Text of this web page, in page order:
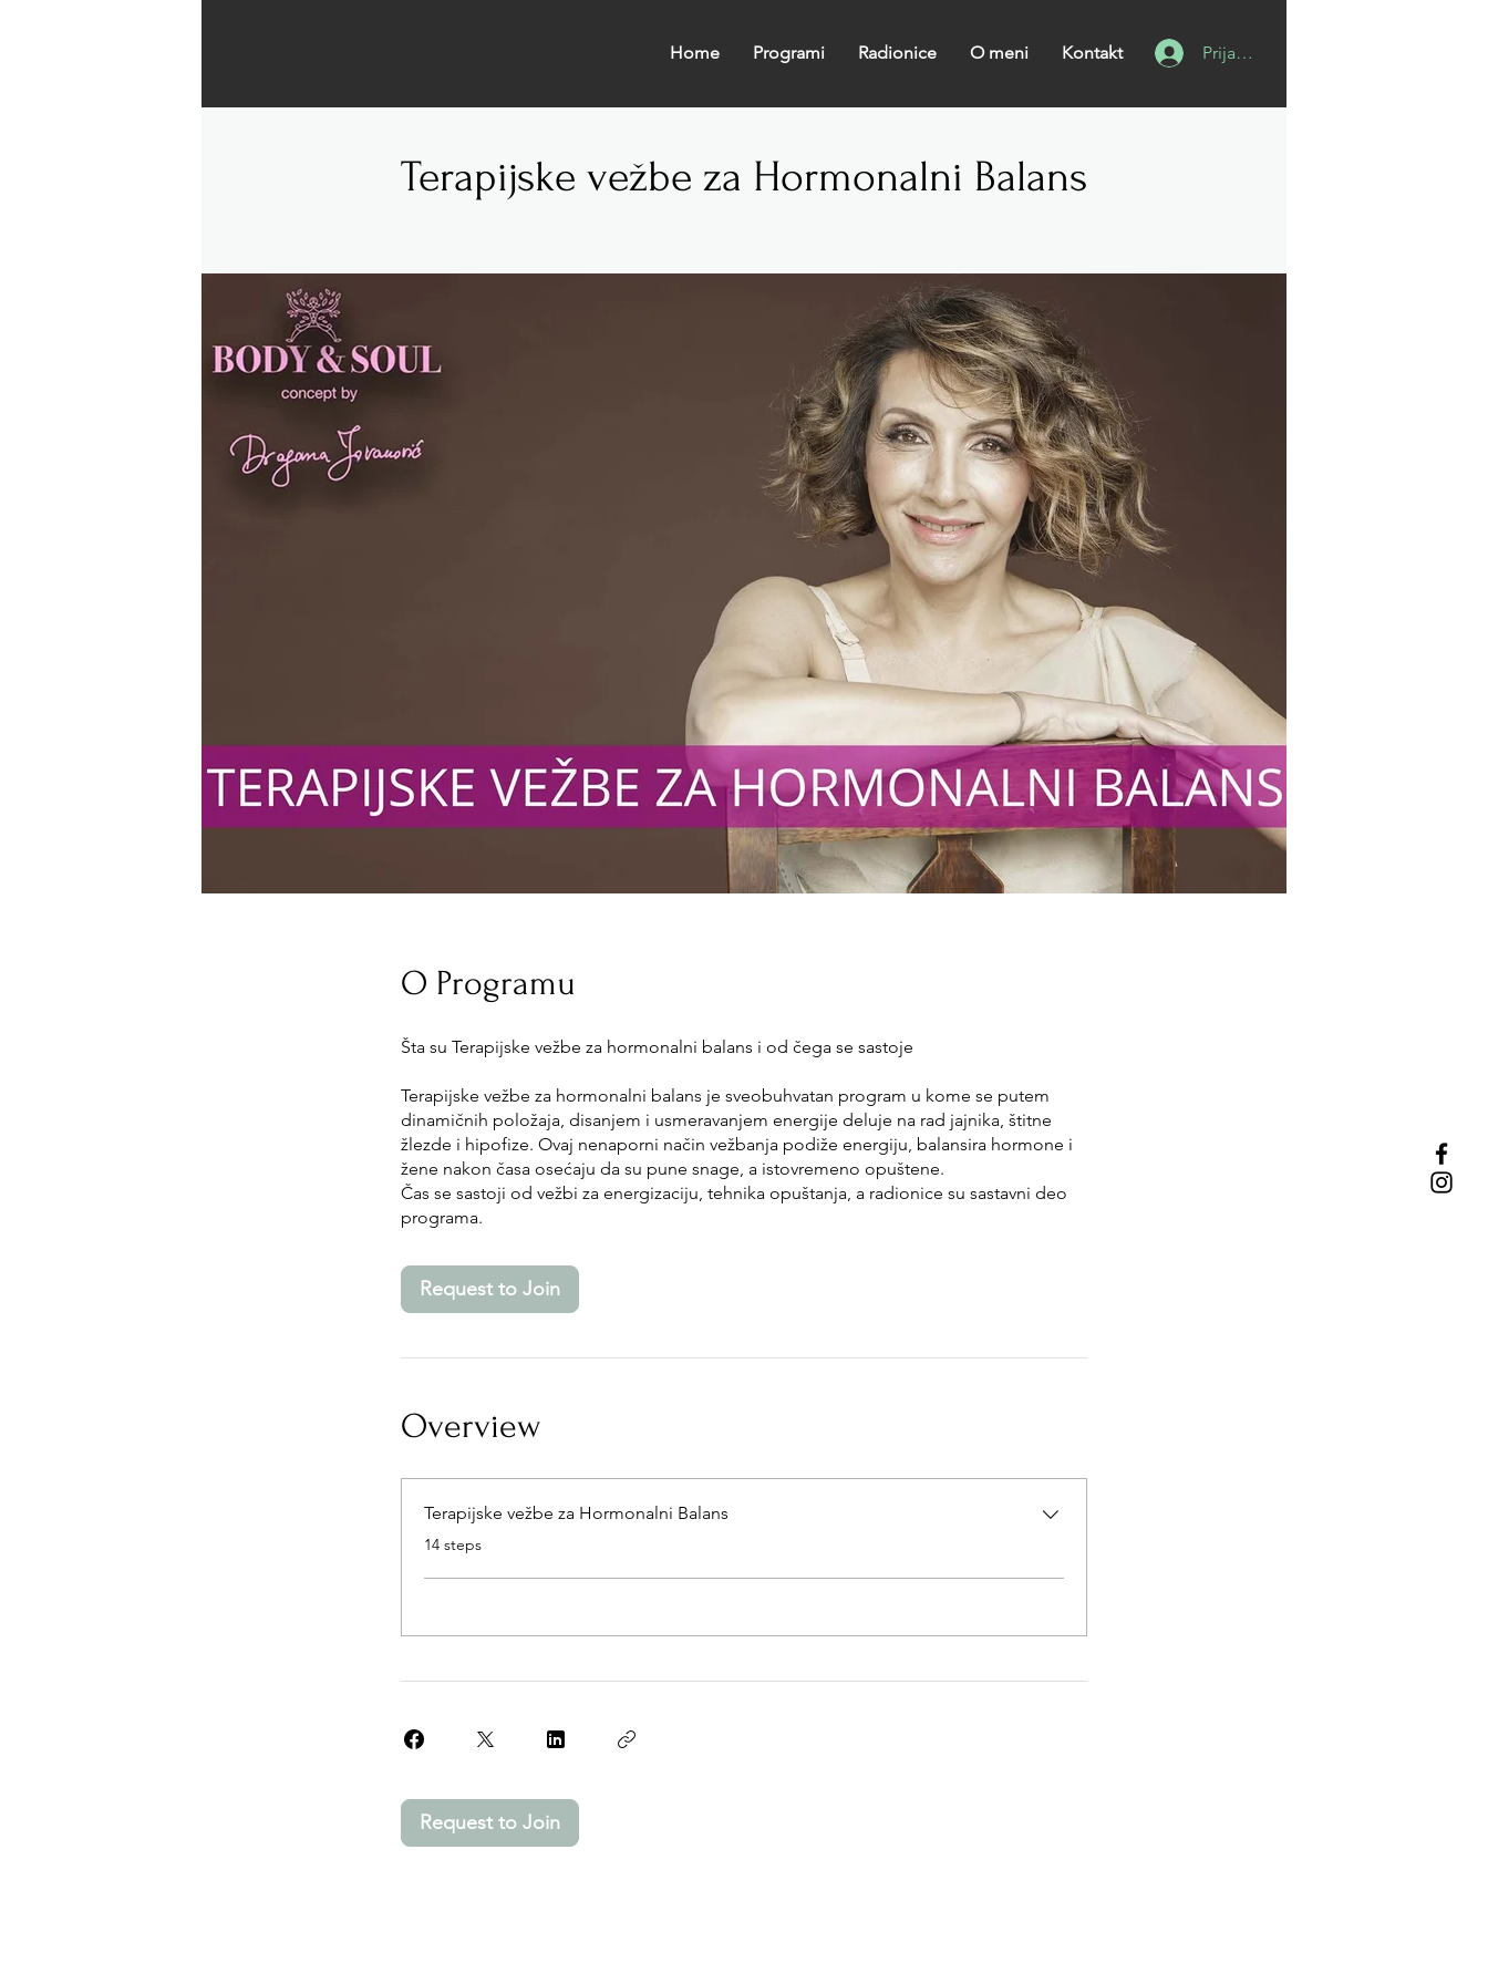
Home Programi Radionice O meni Kontakt Prijavi se
Terapijske vežbe za Hormonalni Balans
O Programu
Šta su Terapijske vežbe za hormonalni balans i od čega se sastoje
Terapijske vežbe za hormonalni balans je sveobuhvatan program u kome se putem
dinamičnih položaja, disanjem i usmeravanjem energije deluje na rad jajnika, štitne
žlezde i hipofize. Ovaj nenaporni način vežbanja podiže energiju, balansira hormone i
žene nakon časa osećaju da su pune snage, a istovremeno opuštene.
Čas se sastoji od vežbi za energizaciju, tehnika opuštanja, a radionice su sastavni deo
programa.
Request to Join
Overview
Terapijske vežbe za Hormonalni Balans
.14 steps
Request to Join